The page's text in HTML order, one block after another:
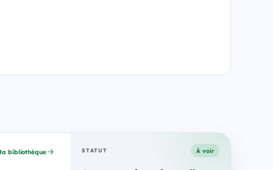
bibliothèque STATUT À voir